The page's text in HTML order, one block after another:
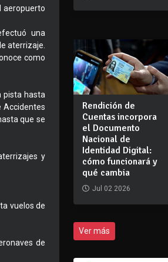
aeropuerto
una
aterrizaje.
como
pista hasta
Accidentes
que se
y
vuelos de
de
Rendición de
Cuentas incorpora
el Documento
Nacional de
Identidad Digital:
cómo funcionará y
qué cambia
Jul 02 2026
Ver más